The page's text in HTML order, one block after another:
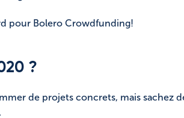
pour Bolero Crowdfunding!
?
de projets concrets, mais sachez